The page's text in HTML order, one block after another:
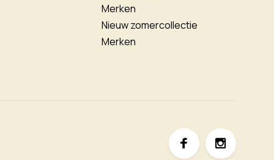
Merken
Nieuw zomercollectie
Merken